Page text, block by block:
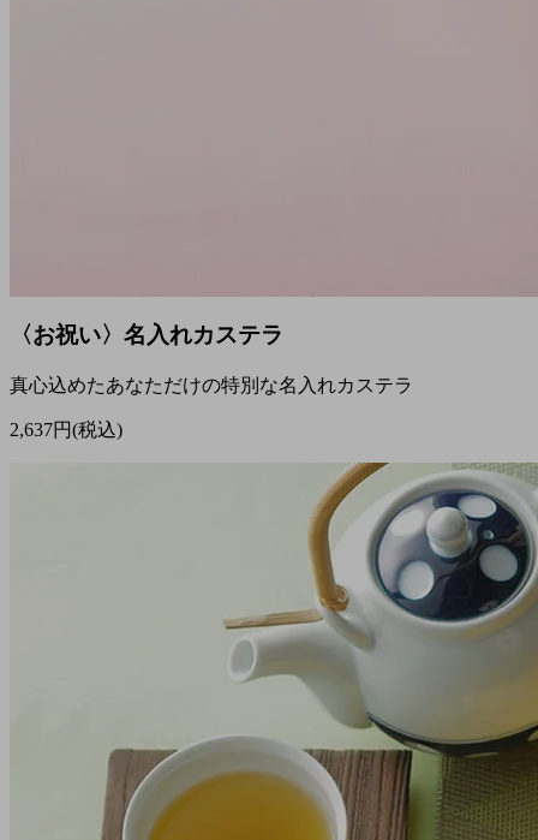
〈お祝い〉名入れカステラ
真心込めたあなただけの特別な名入れカステラ
2,637円(税込)